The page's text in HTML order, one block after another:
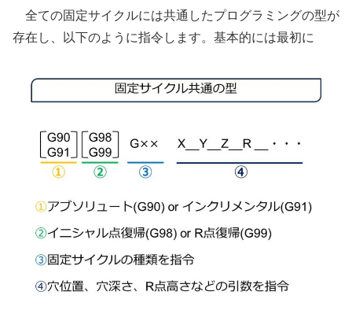
全ての固定サイクルには共通したプログラミングの型が
存在し、以下のように指令します。基本的には最初に